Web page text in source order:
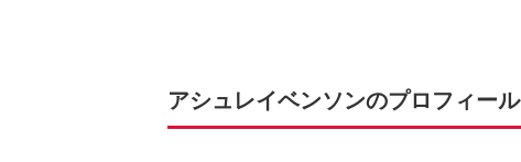
アシュレイベンソンのプロフィール